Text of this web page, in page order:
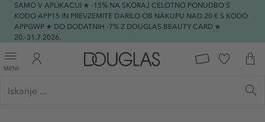
SAMO V APLIKACIJI ★ -15% NA SKORAJ CELOTNO PONUDBO S
KODO APP15 IN PREVZEMITE DARILO OB NAKUPU NAD 20 € S KODO
APPGWP ★ DO DODATNIH -7% Z DOUGLAS BEAUTY CARD ★
20.-31.7.2026.
MENI